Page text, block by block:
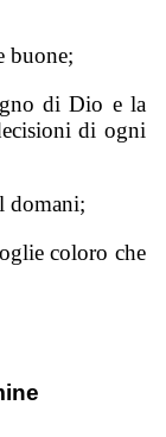
buone;
di Dio e la
di ogni
domani;
coloro che